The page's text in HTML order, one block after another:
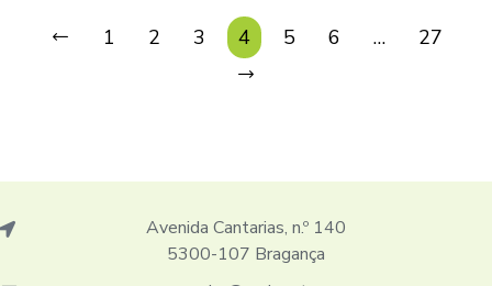
1 2 3 4 5 6 … 27
Avenida Cantarias, n.º 140
5300-107 Bragança